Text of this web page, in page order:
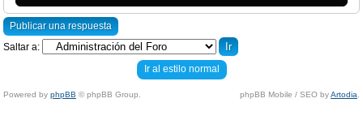
Publicar una respuesta
Saltar a:
Ir al estilo normal
Powered by phpBB © phpBB Group. phpBB Mobile / SEO byArtodia